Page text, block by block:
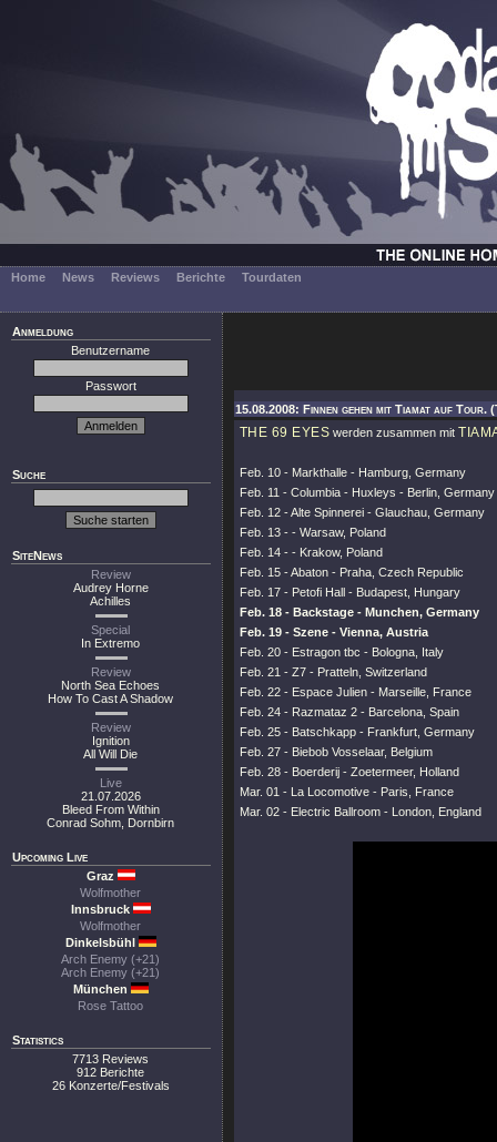
Home News Reviews Berichte Tourdaten
Anmeldung
Benutzername
Passwort
Suche
SiteNews
Review
Audrey Horne
Achilles
Special
In Extremo
Review
North Sea Echoes
How To Cast A Shadow
Review
Ignition
All Will Die
Live
21.07.2026
Bleed From Within
Conrad Sohm, Dornbirn
Upcoming Live
Graz
Wolfmother
Innsbruck
Wolfmother
Dinkelsbühl
Arch Enemy (+21)
Arch Enemy (+21)
München
Rose Tattoo
Statistics
7713 Reviews
912 Berichte
26 Konzerte/Festivals
15.08.2008: Finnen gehen mit Tiamat auf Tour.
THE 69 EYES werden zusammen mit
Feb. 10 - Markthalle - Hamburg, Germany
Feb. 11 - Columbia - Huxleys - Berlin, Germany
Feb. 12 - Alte Spinnerei - Glauchau, Germany
Feb. 13 - - Warsaw, Poland
Feb. 14 - - Krakow, Poland
Feb. 15 - Abaton - Praha, Czech Republic
Feb. 17 - Petofi Hall - Budapest, Hungary
Feb. 18 - Backstage - Munchen, Germany
Feb. 19 - Szene - Vienna, Austria
Feb. 20 - Estragon tbc - Bologna, Italy
Feb. 21 - Z7 - Pratteln, Switzerland
Feb. 22 - Espace Julien - Marseille, France
Feb. 24 - Razmataz 2 - Barcelona, Spain
Feb. 25 - Batschkapp - Frankfurt, Germany
Feb. 27 - Biebob Vosselaar, Belgium
Feb. 28 - Boerderij - Zoetermeer, Holland
Mar. 01 - La Locomotive - Paris, France
Mar. 02 - Electric Ballroom - London, England